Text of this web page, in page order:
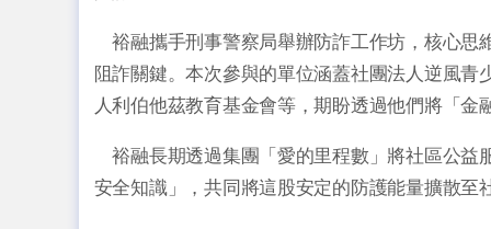
裕融攜手刑事警察局舉辦防詐工作坊，核心思
阻詐關鍵。本次參與的單位涵蓋社團法人逆風
人利伯他茲教育基金會等，期盼透過他們將「
裕融長期透過集團「愛的里程數」將社區公益
安全知識」，共同將這股安定的防護能量擴散